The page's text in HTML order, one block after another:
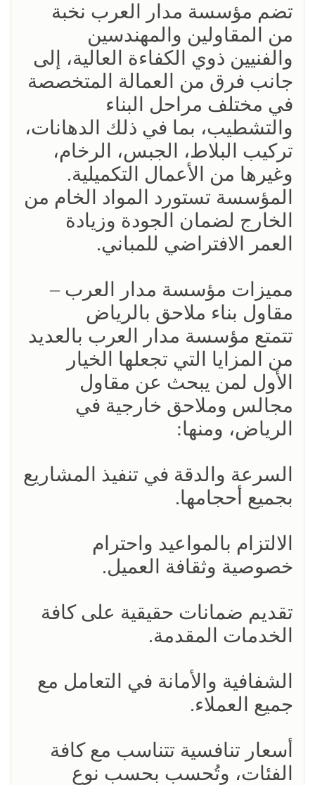
تضم مؤسسة مدار العرب نخبة
من المقاولين والمهندسين
والفنيين ذوي الكفاءة العالية، إلى
جانب فرق من العمالة المتخصصة
في مختلف مراحل البناء
والتشطيب، بما في ذلك الدهانات،
تركيب البلاط، الجبس، الرخام،
وغيرها من الأعمال التكميلية.
المؤسسة تستورد المواد الخام من
الخارج لضمان الجودة وزيادة
العمر الافتراضي للمباني.
مميزات مؤسسة مدار العرب –
مقاول بناء ملاحق بالرياض
تتمتع مؤسسة مدار العرب بالعديد
من المزايا التي تجعلها الخيار
الأول لمن يبحث عن مقاول
مجالس وملاحق خارجية في
الرياض، ومنها:
السرعة والدقة في تنفيذ المشاريع
بجميع أحجامها.
الالتزام بالمواعيد واحترام
خصوصية وثقافة العميل.
تقديم ضمانات حقيقية على كافة
الخدمات المقدمة.
الشفافية والأمانة في التعامل مع
جميع العملاء.
أسعار تنافسية تتناسب مع كافة
الفئات، وتُحسب بحسب نوع